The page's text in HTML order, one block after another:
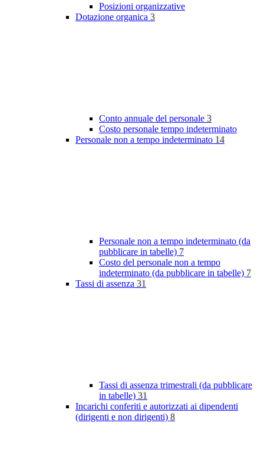
Posizioni organizzative
Dotazione organica 3
Conto annuale del personale 3
Costo personale tempo indeterminato
Personale non a tempo indeterminato 14
Personale non a tempo indeterminato (da
pubblicare in tabelle) 7
Costo del personale non a tempo
indeterminato (da pubblicare in tabelle) 7
Tassi di assenza 31
Tassi di assenza trimestrali (da pubblicare
in tabelle) 31
Incarichi conferiti e autorizzati ai dipendenti
(dirigenti e non dirigenti) 8